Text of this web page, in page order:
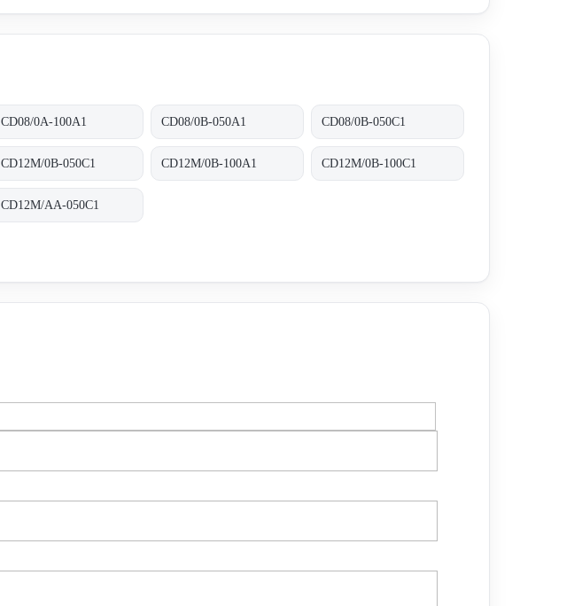
CD08/0A-100A1 CD08/0B-050A1 CD08/0B-050C1
CD12M/0B-050C1 CD12M/0B-100A1 CD12M/0B-100C1
CD12M/AA-050C1